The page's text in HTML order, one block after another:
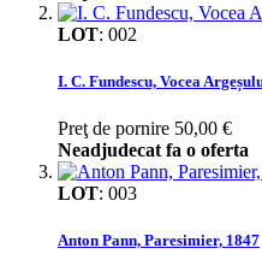
LOT: 002
I. C. Fundescu, Vocea
Preţ de pornire 50,00 €
Neadjudecat fa o oferta
LOT: 003
Anton Pann, Paresimier, 1847